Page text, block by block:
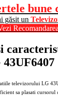
bune
găsit un
televizorului LG
sa plasati cursorul